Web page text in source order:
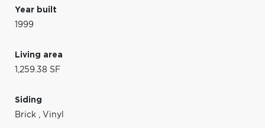
Year built
1999
Living area
1,259.38 SF
Siding
Brick , Vinyl